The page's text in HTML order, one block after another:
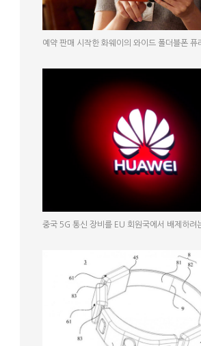
예약 판매 시작한 화웨이의 와이드 폴더블폰 퓨
중국 5G 통신 장비를 EU 회원국에서 배제하려